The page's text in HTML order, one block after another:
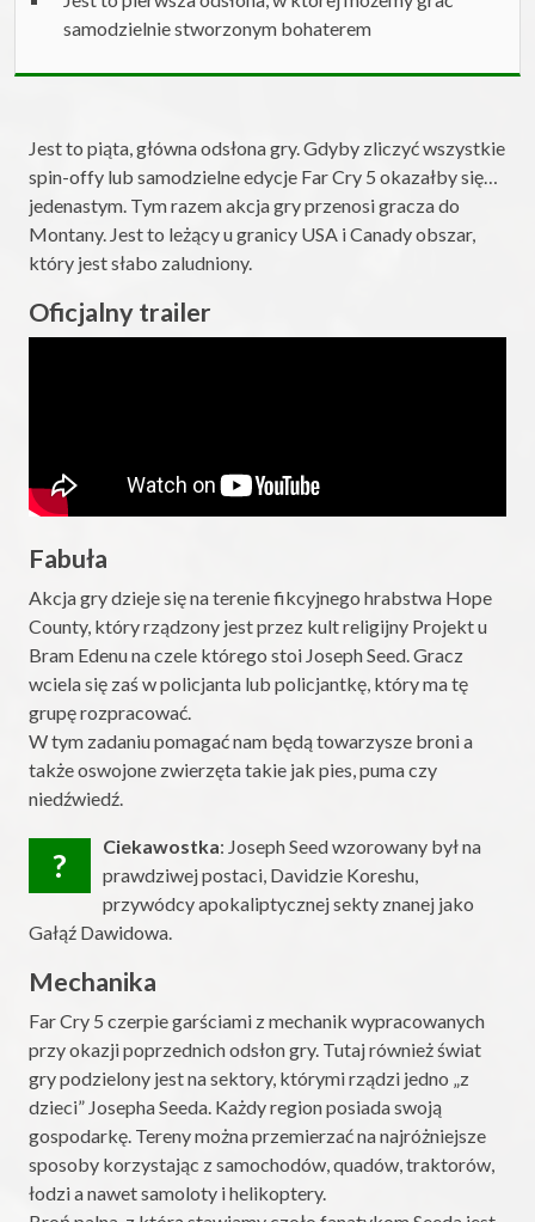
samodzielnie stworzonym bohaterem
Jest to piąta, główna odsłona gry. Gdyby zliczyć wszystkie
spin-offy lub samodzielne edycje Far Cry 5 okazałby się…
jedenastym. Tym razem akcja gry przenosi gracza do
Montany. Jest to leżący u granicy USA i Canady obszar,
który jest słabo zaludniony.
Oficjalny trailer
Fabuła
Akcja gry dzieje się na terenie fikcyjnego hrabstwa Hope
County, który rządzony jest przez kult religijny Projekt u
Bram Edenu na czele którego stoi Joseph Seed. Gracz
wciela się zaś w policjanta lub policjantkę, który ma tę
grupę rozpracować.
W tym zadaniu pomagać nam będą towarzysze broni a
także oswojone zwierzęta takie jak pies, puma czy
niedźwiedź.
?
Ciekawostka: Joseph Seed wzorowany był na
prawdziwej postaci, Davidzie Koreshu,
przywódcy apokaliptycznej sekty znanej jako
Gałąź Dawidowa.
Mechanika
Far Cry 5 czerpie garściami z mechanik wypracowanych
przy okazji poprzednich odsłon gry. Tutaj również świat
gry podzielony jest na sektory, którymi rządzi jedno „z
dzieci” Josepha Seeda. Każdy region posiada swoją
gospodarkę. Tereny można przemierzać na najróżniejsze
sposoby korzystając z samochodów, quadów, traktorów,
łodzi a nawet samoloty i helikoptery.